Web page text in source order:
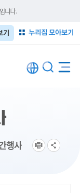
니다.
누리집 모아보기
기
행사